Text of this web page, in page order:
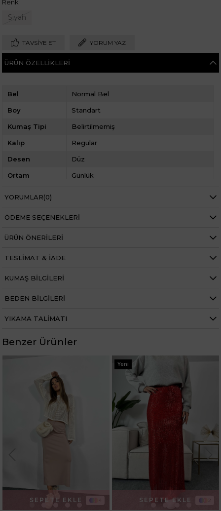
Renk
Siyah
TAVSIYE ET YORUM YAZ
ÜRÜN ÖZELLIKLERI
Bel Normal Bel
Boy Standart
Kumaş Tipi Belirtilmemiş
Kalıp Regular
Desen Düz
Ortam Günlük
YORUMLAR(0)
ÖDEME SEÇENEKLERI
ÜRÜN ÖNERILERI
TESLIMAT & İADE
KUMAŞ BILGILERI
BEDEN BILGILERI
YIKAMA TALIMATI
Benzer Ürünler
4
SEPETE EKLE SEPETE EKLE
Yeni